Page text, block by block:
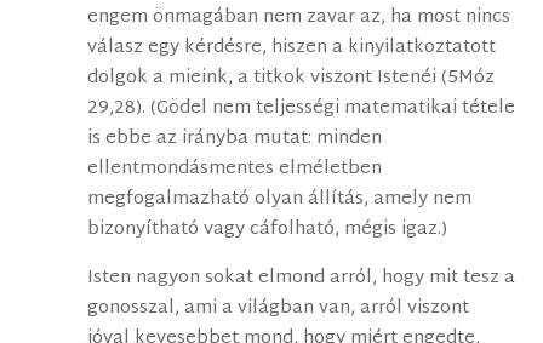
engem önmagában nem zavar az, ha most nincs
válasz egy kérdésre, hiszen a kinyilatkoztatott
dolgok a mieink, a titkok viszont Istenéi (5Móz
29,28). (Gödel nem teljességi matematikai tétele
is ebbe az irányba mutat: minden
ellentmondásmentes elméletben
megfogalmazható olyan állítás, amely nem
bizonyítható vagy cáfolható, mégis igaz.)
Isten nagyon sokat elmond arról, hogy mit tesz a
gonosszal, ami a világban van, arról viszont